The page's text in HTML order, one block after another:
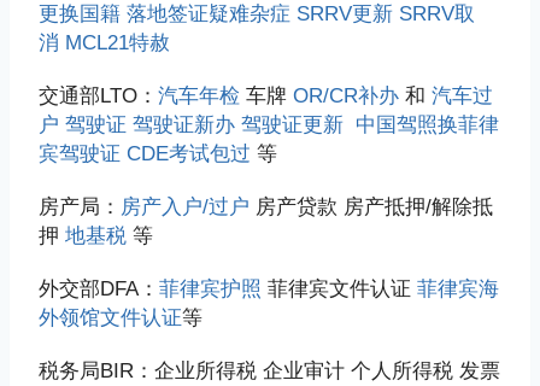
更换国籍 落地签证疑难杂症 SRRV更新 SRRV取
消 MCL21特赦
交通部LTO： 汽车年检 车牌 OR/CR补办 和 汽车过
户 驾驶证 驾驶证新办 驾驶证更新
中国驾照换菲律
宾驾驶证 CDE考试包过 等
房产局： 房产入户/过户 房产贷款 房产抵押/解除抵
押 地基税 等
外交部DFA： 菲律宾护照 菲律宾文件认证 菲律宾海
外领馆文件认证等
税务局BIR：企业所得税 企业审计 个人所得税 发票